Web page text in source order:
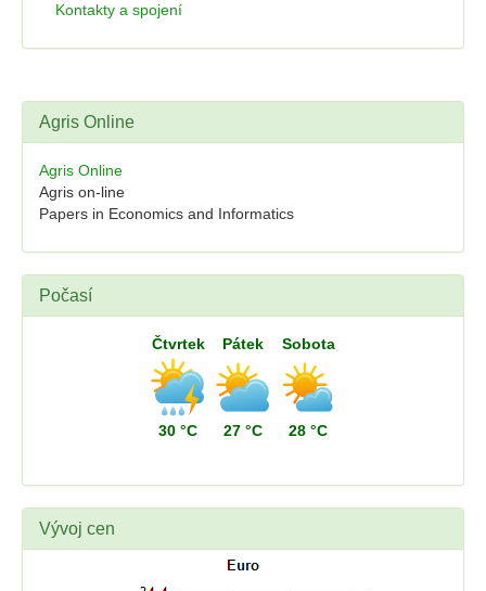
Kontakty a spojení
Agris Online
Agris Online
Agris on-line
Papers in Economics and Informatics
Počasí
Čtvrtek
30 °C
Pátek
27 °C
Sobota
28 °C
Vývoj cen